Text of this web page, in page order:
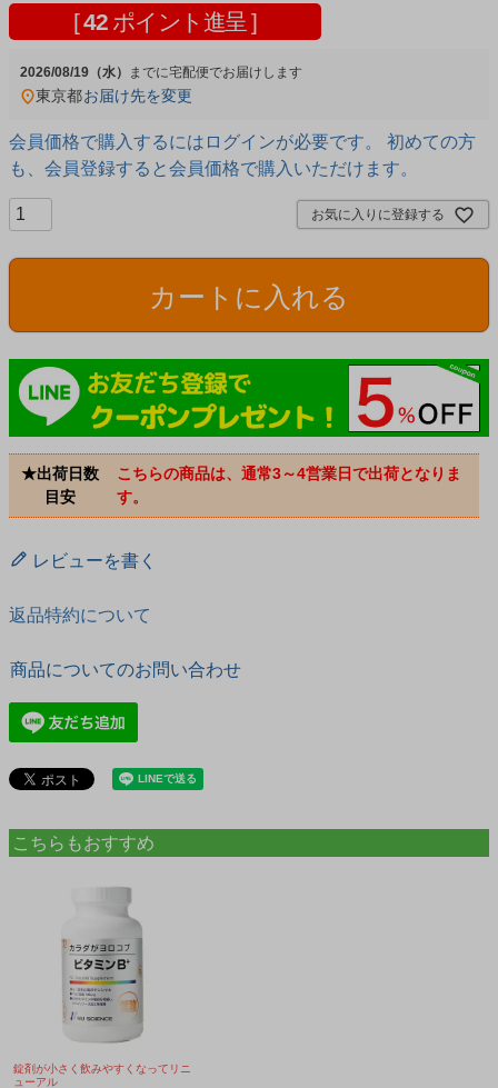
[42 ポイント進呈 ]
2026/08/19（水） 宅配便
東京都お届け先を変更
会員価格で購入するにはログインが必要です。 初めての方
も、会員登録すると会員価格で購入いただけます。
お気に入りに登録する
カートに入れる
★出荷日数
目安
こちらの商品は、通常3～4営業日で出荷となりま
す。
レビューを書く
返品特約について
商品についてのお問い合わせ
こちらもおすすめ
錠剤が小さく飲みやすくなってリニ
ューアル